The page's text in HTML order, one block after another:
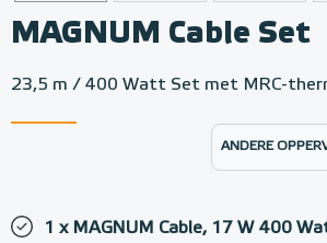
MAGNUM Cable Set
23,5 m / 400 Watt Set met MRC-
ANDERE
1 x MAGNUM Cable, 17 W 400